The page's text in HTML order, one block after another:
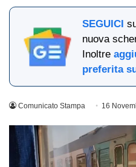
SEGUICI
nuova
Inoltre
preferita
Comunicato Stampa 16